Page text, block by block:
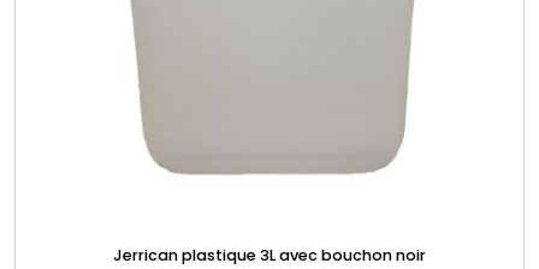
Jerrican plastique 3L avec bouchon noir